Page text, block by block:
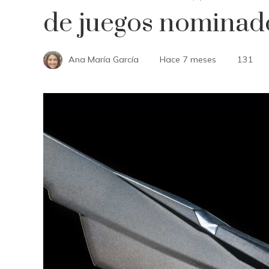
de juegos
Ana María García Hace 7 meses 131